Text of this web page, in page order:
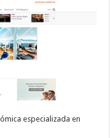
especializada en